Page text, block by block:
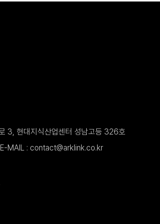
3, 현대지식산업센터 성남고등 326호
E-MAIL : contact@arklink.co.kr